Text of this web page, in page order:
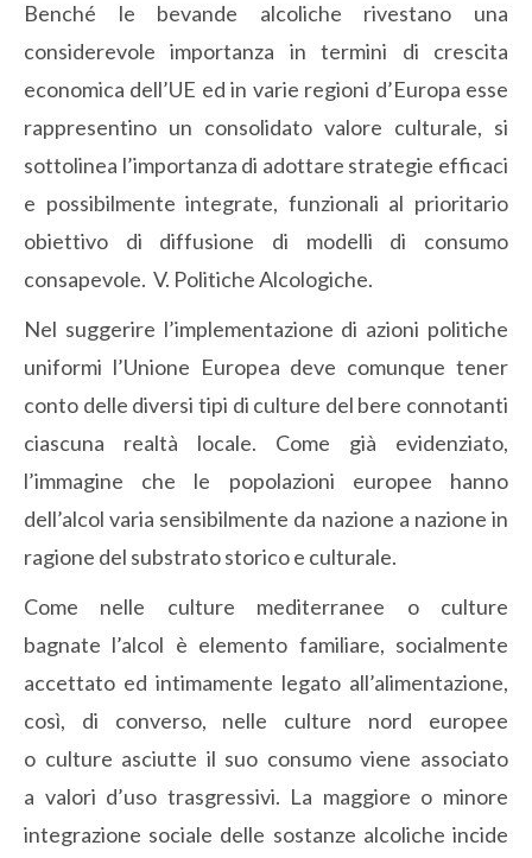
Benché le bevande alcoliche rivestano una
considerevole importanza in termini di crescita
economica dell’UE ed in varie regioni d’Europa esse
rappresentino un consolidato valore culturale, si
sottolinea l’importanza di adottare strategie efficaci
e possibilmente integrate, funzionali al prioritario
obiettivo di diffusione di modelli di consumo
consapevole. V. Politiche Alcologiche.
Nel suggerire l’implementazione di azioni politiche
uniformi l’Unione Europea deve comunque tener
conto delle diversi tipi di culture del bere connotanti
ciascuna realtà locale. Come già evidenziato,
l’immagine che le popolazioni europee hanno
dell’alcol varia sensibilmente da nazione a nazione in
ragione del substrato storico e culturale.
Come nelle culture mediterranee o culture
bagnate l’alcol è elemento familiare, socialmente
accettato ed intimamente legato all’alimentazione,
così, di converso, nelle culture nord europee
o culture asciutte il suo consumo viene associato
a valori d’uso trasgressivi. La maggiore o minore
integrazione sociale delle sostanze alcoliche incide